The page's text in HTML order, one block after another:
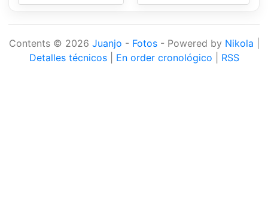
Contents © 2026 Juanjo - Fotos- Powered by Nikola
Detalles técnicos| En order cronológico RSS